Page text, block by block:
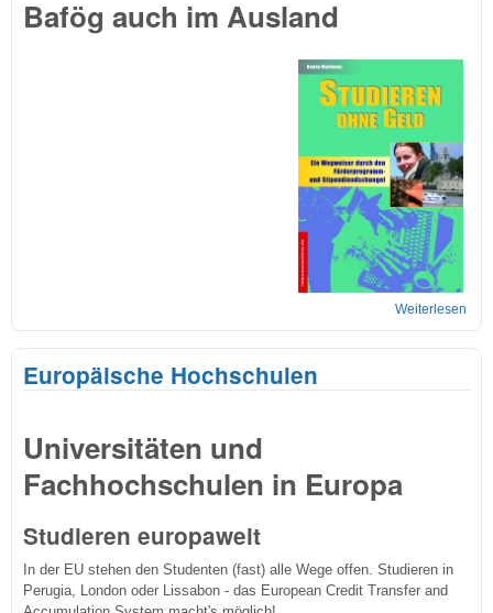
Bafög auch im Ausland
Weiterlesen
Europäische Hochschulen
Universitäten und
Fachhochschulen in Europa
Studieren europaweit
In der EU stehen den Studenten (fast) alle Wege offen. Studieren in
Perugia, London oder Lissabon - das European Credit Transfer and